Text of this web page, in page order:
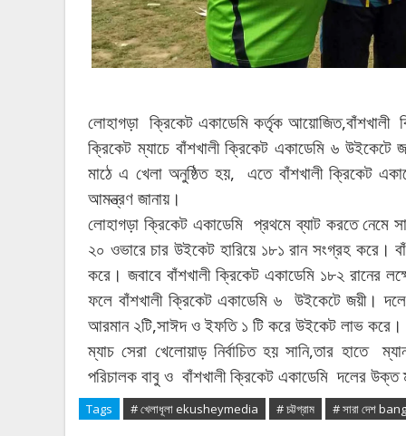
লোহাগড়া ক্রিকেট একাডেমি কর্তৃক আয়োজিত,বাঁশখালী
ক্রিকেট ম্যাচে বাঁশখালী ক্রিকেট একাডেমি ৬ উইকেটে
মাঠে এ খেলা অনুষ্ঠিত হয়, এতে বাঁশখালী ক্রিকেট
আমন্ত্রণ জানায়।
লোহাগড়া ক্রিকেট একাডেমি প্রথমে ব্যাট করতে নেমে
২০ ওভারে চার উইকেট হারিয়ে ১৮১ রান সংগ্রহ করে।
করে । জবাবে বাঁশখালী ক্রিকেট একাডেমি ১৮২ রানের
ফলে বাঁশখালী ক্রিকেট একাডেমি ৬ উইকেটে জয়ী।
আরমান ২টি,সাঈদ ও ইফতি ১ টি করে উইকেট লাভ করে ।
ম্যাচ সেরা খেলোয়াড় নির্বাচিত হয় সানি,তার হাতে
পরিচালক বাবু ও বাঁশখালী ক্রিকেট একাডেমি দলের উক্ত
Tags # খেলাধূলা ekusheymedia # চট্টগ্রাম # সারা দেশ